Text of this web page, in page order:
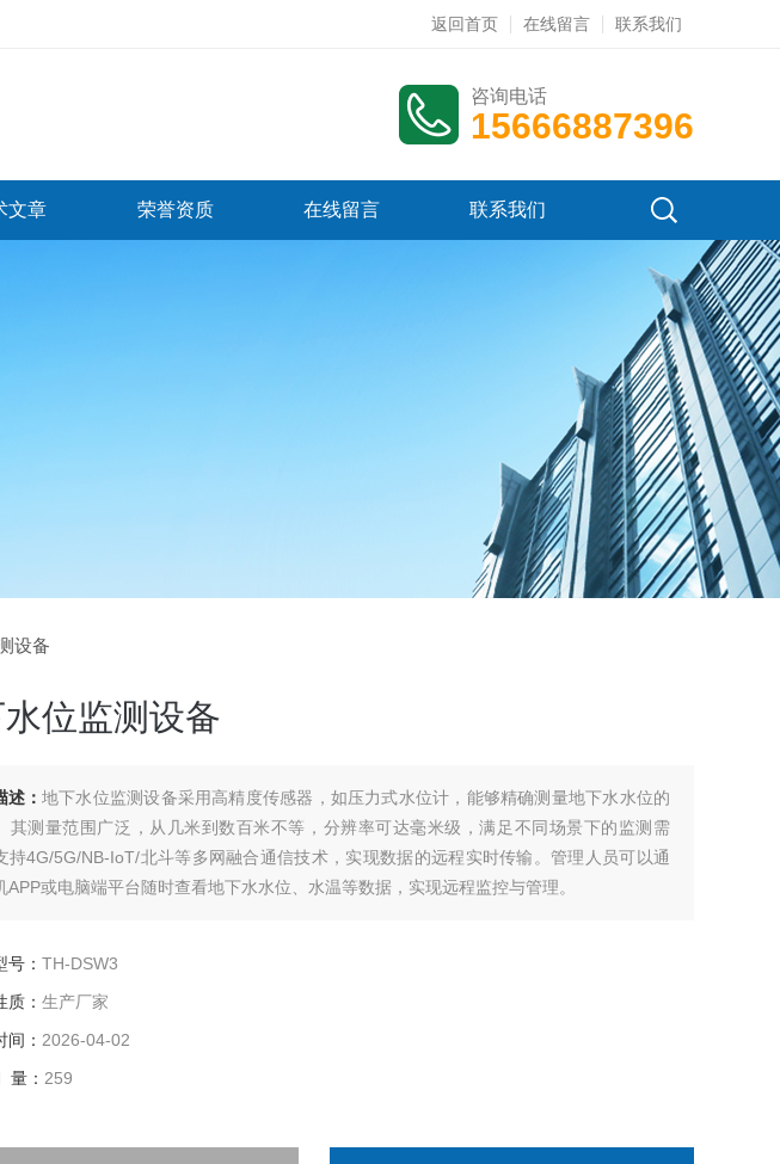
返回首页 在线留言 联系我们
咨询电话
15666887396
文章 荣誉资质 在线留言 联系我们
设备
位监测设备
述： 地下水位监测设备采用高精度传感器，如压力式水位计，能够精确测量地下水水位的
其测量范围广泛，从几米到数百米不等，分辨率可达毫米级，满足不同场景下的监测需
持4G/5G/NB-IoT/北斗等多网融合通信技术，实现数据的远程实时传输。管理人员可以通
APP或电脑端平台随时查看地下水水位、水温等数据，实现远程监控与管理。
号： TH-DSW3
质： 生产厂家
间： 2026-04-02
： 259